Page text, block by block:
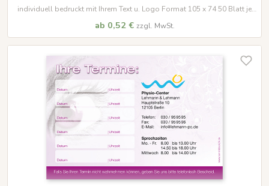
individuell bedruckt mit Ihrem Text u. Logo Format 105 x 74 50 Blatt je
ab 0,52 € zzgl. MwSt.